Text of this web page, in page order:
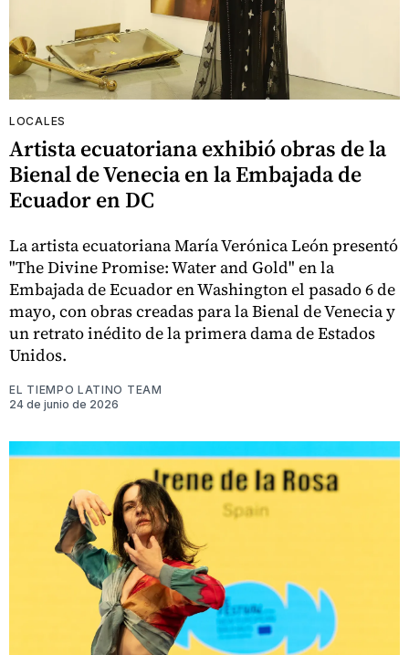
LOCALES
Artista ecuatoriana exhibió obras de la
Bienal de Venecia en la Embajada de
Ecuador en DC
La artista ecuatoriana María Verónica León presentó
"The Divine Promise: Water and Gold" en la
Embajada de Ecuador en Washington el pasado 6 de
mayo, con obras creadas para la Bienal de Venecia y
un retrato inédito de la primera dama de Estados
Unidos.
EL TIEMPO LATINO TEAM
24 de junio de 2026